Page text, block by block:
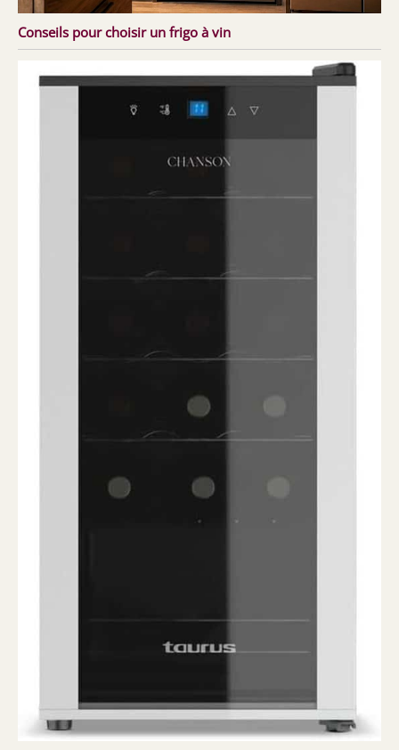
Conseils pour choisir un frigo à vin